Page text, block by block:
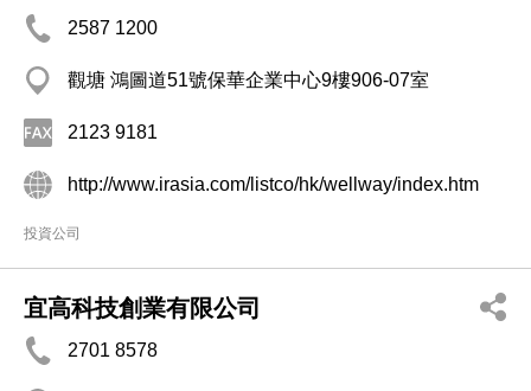
2587 1200
觀塘 鴻圖道51號保華企業中心9樓906-07室
2123 9181
http://www.irasia.com/listco/hk/wellway/index.htm
投資公司
宜高科技創業有限公司
2701 8578